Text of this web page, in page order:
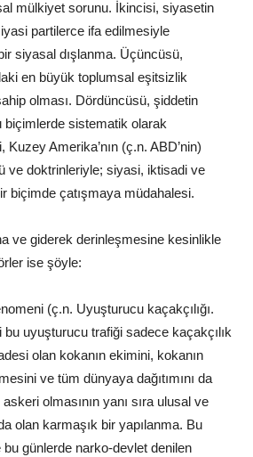
mülkiyet sorunu. İkincisi, siyasetin
partilerce ifa edilmesiyle
siyasal dışlanma. Üçüncüsü,
en büyük toplumsal eşitsizlik
olması. Dördüncüsü, şiddetin
sistematik olarak
Kuzey Amerika’nın (ç.n. ABD’nin)
ve doktrinleriyle; siyasi, iktisadi ve
biçimde çatışmaya müdahalesi.
ve giderek derinleşmesine kesinlikle
ise şöyle:
(ç.n. Uyuşturucu kaçakçılığı.
uyuşturucu trafiği sadece kaçakçılık
olan kokanın ekimini, kokanın
ve tüm dünyaya dağıtımını da
olmasının yanı sıra ulusal ve
olan karmaşık bir yapılanma. Bu
günlerde narko-devlet denilen